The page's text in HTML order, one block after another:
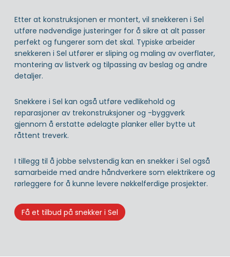
Etter at konstruksjonen er montert, vil snekkeren i Sel
utføre nødvendige justeringer for å sikre at alt passer
perfekt og fungerer som det skal. Typiske arbeider
snekkeren i Sel utfører er sliping og maling av overflater,
montering av listverk og tilpassing av beslag og andre
detaljer.
Snekkere i Sel kan også utføre vedlikehold og
reparasjoner av trekonstruksjoner og -byggverk
gjennom å erstatte ødelagte planker eller bytte ut
råttent treverk.
I tillegg til å jobbe selvstendig kan en snekker i Sel også
samarbeide med andre håndverkere som elektrikere og
rørleggere for å kunne levere nøkkelferdige prosjekter.
Få et tilbud på snekker i Sel